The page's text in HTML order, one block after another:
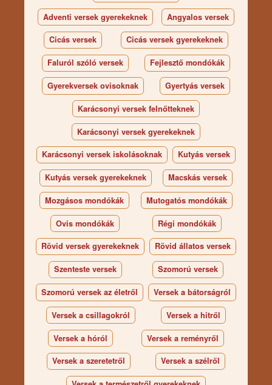
Adventi versek gyerekeknek Angyalos versek
Cicás versek Cicás versek gyerekeknek
Faluról szóló versek Fejlesztő mondókák
Gyerekversek ovisoknak Gyertyás versek
Karácsonyi versek felnőtteknek
Karácsonyi versek gyerekeknek
Karácsonyi versek iskolásoknak Kutyás versek
Kutyás versek gyerekeknek Macskás versek
Mozgásos mondókák Mutogatós mondókák
Ovis mondókák Régi mondókák
Rövid versek gyerekeknek Rövid állatos versek
Szenteste versek Szomorú versek
Szomorú versek az életről Versek a bátorságról
Versek a csillagokról Versek a hitről
Versek a hóról Versek a reményről
Versek a szeretetről Versek a szélről